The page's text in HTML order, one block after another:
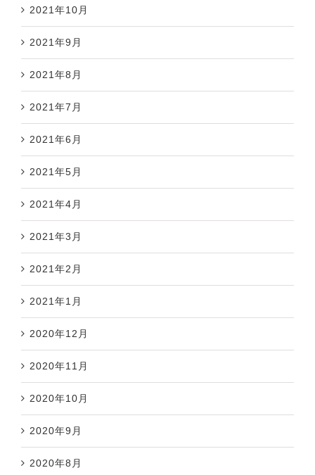
2021年10月
2021年9月
2021年8月
2021年7月
2021年6月
2021年5月
2021年4月
2021年3月
2021年2月
2021年1月
2020年12月
2020年11月
2020年10月
2020年9月
2020年8月